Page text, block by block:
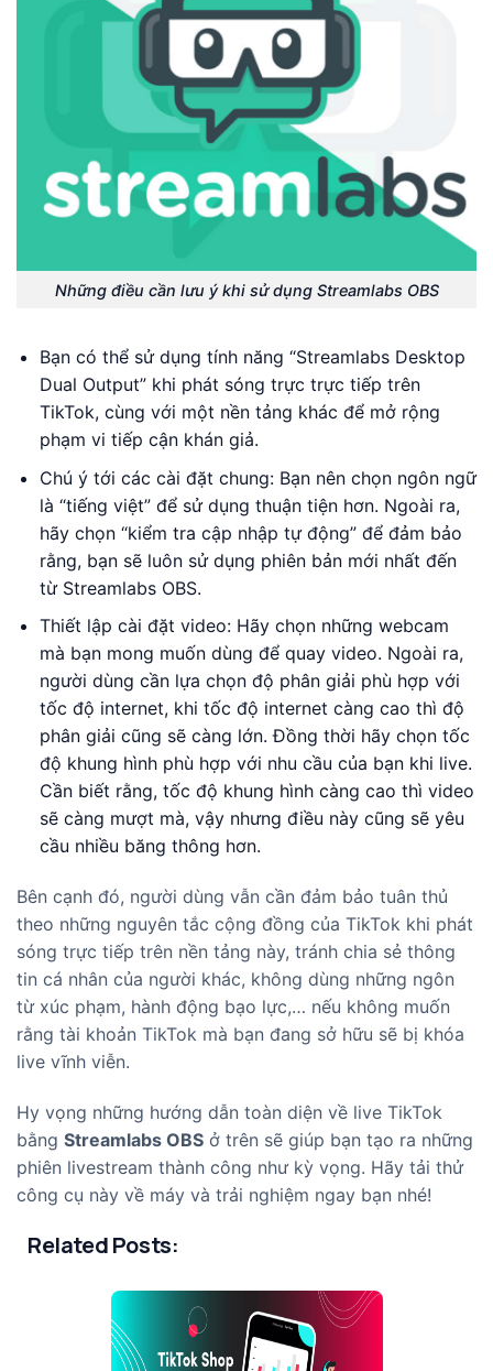
Những điều cần lưu ý khi sử dụng Streamlabs OBS
Bạn có thể sử dụng tính năng “Streamlabs Desktop
Dual Output” khi phát sóng trực trực tiếp trên
TikTok, cùng với một nền tảng khác để mở rộng
phạm vi tiếp cận khán giả.
Chú ý tới các cài đặt chung: Bạn nên chọn ngôn ngữ
là “tiếng việt” để sử dụng thuận tiện hơn. Ngoài ra,
hãy chọn “kiểm tra cập nhập tự động” để đảm bảo
rằng, bạn sẽ luôn sử dụng phiên bản mới nhất đến
từ Streamlabs OBS.
Thiết lập cài đặt video: Hãy chọn những webcam
mà bạn mong muốn dùng để quay video. Ngoài ra,
người dùng cần lựa chọn độ phân giải phù hợp với
tốc độ internet, khi tốc độ internet càng cao thì độ
phân giải cũng sẽ càng lớn. Đồng thời hãy chọn tốc
độ khung hình phù hợp với nhu cầu của bạn khi live.
Cần biết rằng, tốc độ khung hình càng cao thì video
sẽ càng mượt mà, vậy nhưng điều này cũng sẽ yêu
cầu nhiều băng thông hơn.
Bên cạnh đó, người dùng vẫn cần đảm bảo tuân thủ
theo những nguyên tắc cộng đồng của TikTok khi phát
sóng trực tiếp trên nền tảng này, tránh chia sẻ thông
tin cá nhân của người khác, không dùng những ngôn
từ xúc phạm, hành động bạo lực,… nếu không muốn
rằng tài khoản TikTok mà bạn đang sở hữu sẽ bị khóa
live vĩnh viễn.
Hy vọng những hướng dẫn toàn diện về live TikTok
bằng Streamlabs OBS ở trên sẽ giúp bạn tạo ra những
phiên livestream thành công như kỳ vọng. Hãy tải thử
công cụ này về máy và trải nghiệm ngay bạn nhé!
Related Posts: